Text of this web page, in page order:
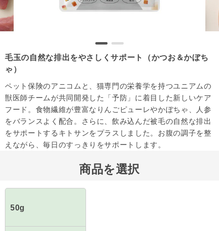
毛玉の自然な排出をやさしくサポート（かつお＆かぼち
ゃ）
ペット保険のアニコムと、猫専門の栄養学を持つユニアムの
獣医師チームが共同開発した「予防」に着目した新しいケア
フード。食物繊維が豊富なりんごピューレやかぼちゃ、人参
をバランスよく配合。さらに、飲み込んだ被毛の自然な排出
をサポートするキトサンをプラスしました。お腹の調子を整
えながら、毎日のすっきりをサポートします。
商品を選択
50g